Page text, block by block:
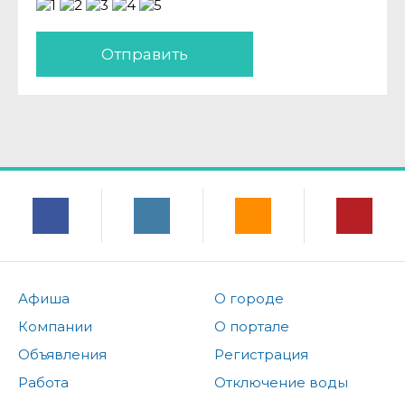
Отправить
Афиша
Компании
Объявления
Работа
О городе
О портале
Регистрация
Отключение воды